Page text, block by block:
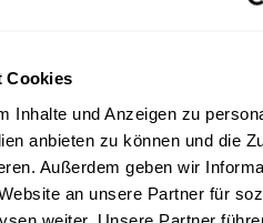
Cookies
Inhalte und Anzeigen zu
anbieten zu können und die
Außerdem geben wir
an unsere Partner für
weiter. Unsere Partner